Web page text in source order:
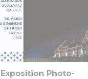
Exposition Photo-